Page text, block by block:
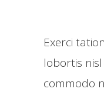
Exerci
lobortis
commodo